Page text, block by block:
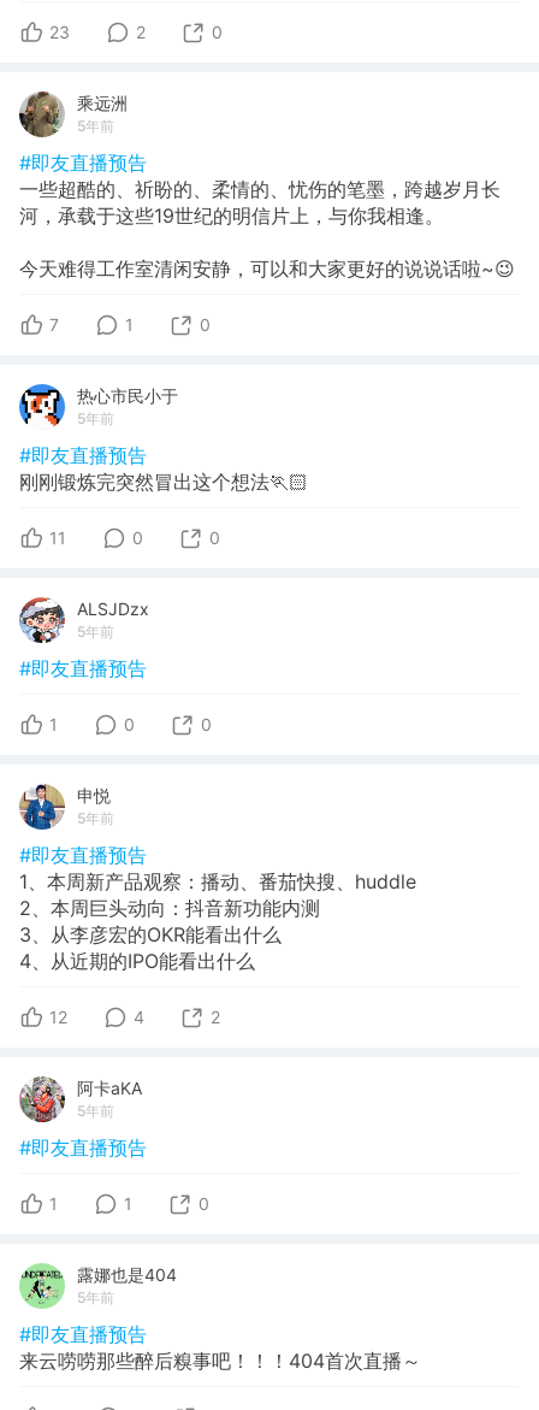
23 2 0
乘远洲
5年前
#即友直播预告
一些超酷的、祈盼的、柔情的、忧伤的笔墨，跨越岁月长
河，承载于这些19世纪的明信片上，与你我相逢。
今天难得工作室清闲安静，可以和大家更好的说说话啦~😉
7 1 0
热心市民小于
5年前
#即友直播预告
刚刚锻炼完突然冒出这个想法🏃🏻
11 0 0
ALSJDzx
5年前
#即友直播预告
1 0 0
申悦
5年前
#即友直播预告
1、本周新产品观察：播动、番茄快搜、huddle
2、本周巨头动向：抖音新功能内测
3、从李彦宏的OKR能看出什么
4、从近期的IPO能看出什么
12 4 2
阿卡aKA
5年前
#即友直播预告
1 1 0
露娜也是404
5年前
#即友直播预告
来云唠唠那些醉后糗事吧！！！404首次直播～